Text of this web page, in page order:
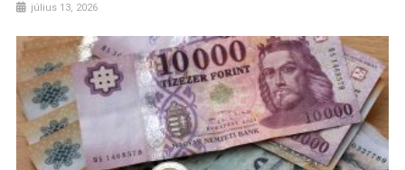
július 13, 2026